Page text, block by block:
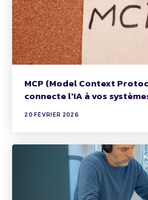
MCP (Model Context
connecte l'IA à vos
20 FÉVRIER 2026